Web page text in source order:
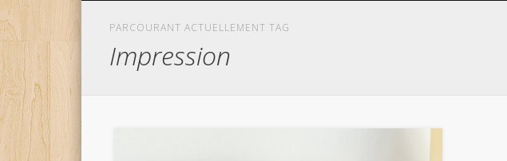
PARCOURANT ACTUELLEMENT TAG
Impression